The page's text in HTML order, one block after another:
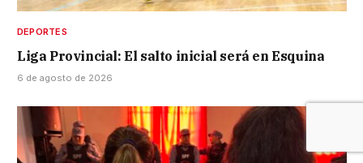
DEPORTES
Liga Provincial: El salto inicial será en Esquina
6 de agosto de 2026